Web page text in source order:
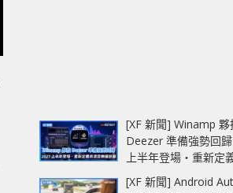
[XF 新聞] Winamp 夥
Deezer 準備強勢回
上半年登場‧重新定
樂播放器
[XF 新聞] Android